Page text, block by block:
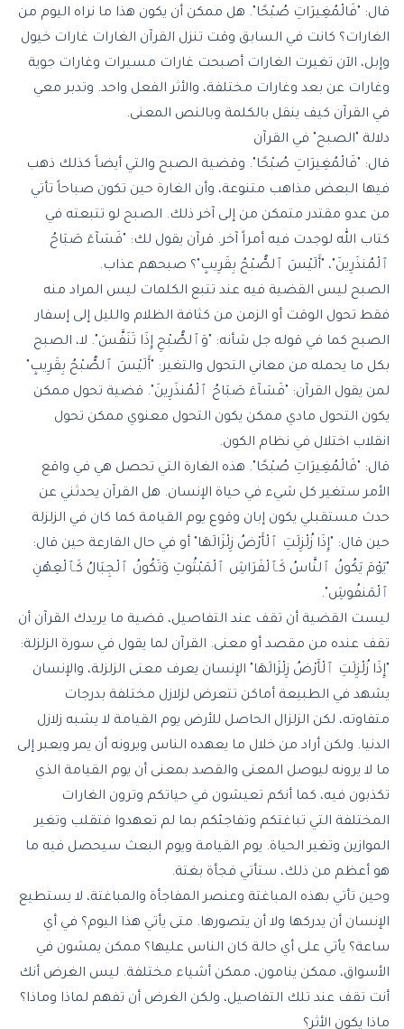
قال: "فَالْمُغِيرَاتِ صُبْحًا". هل ممكن أن يكون هذا ما نراه اليوم من
الغارات؟ كانت في السابق وقت تنزل القرآن الغارات غارات خيول
وإبل، الآن تغيرت الغارات أصبحت غارات مسيرات وغارات جوية
وغارات عن بعد وغارات مختلفة، والأثر الفعل واحد. وتدبر معي
في القرآن كيف ينقل بالكلمة وبالنص المعنى.
دلالة "الصبح" في القرآن
قال: "فَالْمُغِيرَاتِ صُبْحًا". وقضية الصبح والتي أيضاً كذلك ذهب
فيها البعض مذاهب متنوعة، وأن الغارة حين تكون صباحاً تأتي
من عدو مقتدر متمكن من إلى آخر ذلك. الصبح لو تتبعته في
كتاب الله لوجدت فيه أمراً آخر. قرآن يقول لك: "فَسَآءَ صَبَاحُ
ٱلْمُنذَرِينَ"، "أَلَيْسَ ٱلصُّبْحُ بِقَرِيبٍ"؟ صبحهم عذاب.
الصبح ليس القضية فيه عند تتبع الكلمات ليس المراد منه
فقط تحول الوقت أو الزمن من كثافة الظلام والليل إلى إسفار
الصبح كما في قوله جل شأنه: "وَٱلصُّبْحِ إِذَا تَنَفَّسَ". لا، الصبح
بكل ما يحمله من معاني التحول والتغير: "أَلَيْسَ ٱلصُّبْحُ بِقَرِيبٍ"
لمن يقول القرآن: "فَسَآءَ صَبَاحُ ٱلْمُنذَرِينَ". قضية تحول ممكن
يكون التحول مادي ممكن يكون التحول معنوي ممكن تحول
انقلاب اختلال في نظام الكون.
قال: "فَالْمُغِيرَاتِ صُبْحًا". هذه الغارة التي تحصل هي في واقع
الأمر ستغير كل شيء في حياة الإنسان. هل القرآن يحدثني عن
حدث مستقبلي يكون إبان وقوع يوم القيامة كما كان في الزلزلة
حين قال: "إِذَا زُلْزِلَتِ ٱلْأَرْضُ زِلْزَالَهَا" أو في حال القارعة حين قال:
"يَوْمَ يَكُونُ ٱلنَّاسُ كَٱلْفَرَاشِ ٱلْمَبْثُوثِ وَتَكُونُ ٱلْجِبَالُ كَٱلْعِهْنِ
ٱلْمَنفُوشِ".
ليست القضية أن تقف عند التفاصيل، قضية ما يريدك القرآن أن
تقف عنده من مقصد أو معنى. القرآن لما يقول في سورة الزلزلة:
"إِذَا زُلْزِلَتِ ٱلْأَرْضُ زِلْزَالَهَا" الإنسان يعرف معنى الزلزلة، والإنسان
يشهد في الطبيعة أماكن تتعرض لزلازل مختلفة بدرجات
متفاوته، لكن الزلزال الحاصل للأرض يوم القيامة لا يشبه زلازل
الدنيا. ولكن أراد من خلال ما يعهده الناس ويرونه أن يمر ويعبر إلى
ما لا يرونه ليوصل المعنى والقصد بمعنى أن يوم القيامة الذي
تكذبون فيه، كما أنكم تعيشون في حياتكم وترون الغارات
المختلفة التي تباغتكم وتفاجئكم بما لم تعهدوا فتقلب وتغير
الموازين وتغير الحياة. يوم القيامة ويوم البعث سيحصل فيه ما
هو أعظم من ذلك، ستأتي فجأة بغتة.
وحين تأتي بهذه المباغتة وعنصر المفاجأة والمباغتة، لا يستطيع
الإنسان أن يدركها ولا أن يتصورها. متى يأتي هذا اليوم؟ في أي
ساعة؟ يأتي على أي حالة كان الناس عليها؟ ممكن يمشون في
الأسواق، ممكن ينامون، ممكن أشياء مختلفة. ليس الغرض أنك
أنت تقف عند تلك التفاصيل، ولكن الغرض أن تفهم لماذا وماذا؟
ماذا يكون الأثر؟